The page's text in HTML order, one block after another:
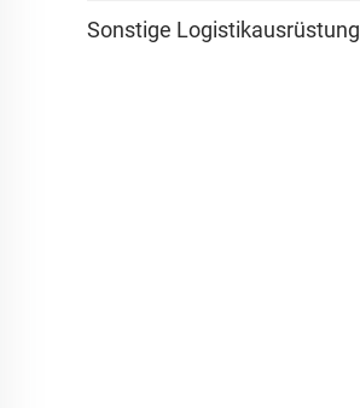
Sonstige Logistikausrüstung